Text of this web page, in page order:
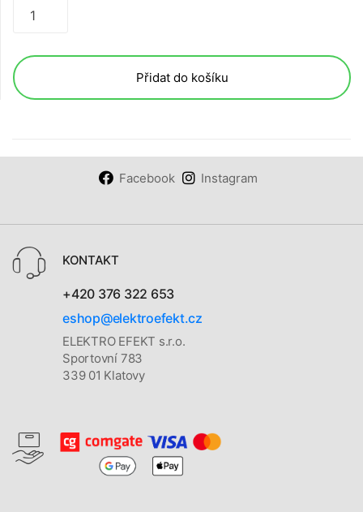
Přidat do košíku
Facebook Instagram
KONTAKT
+420 376 322 653
eshop@elektroefekt.cz
ELEKTRO EFEKT s.r.o.
Sportovní 783
339 01 Klatovy